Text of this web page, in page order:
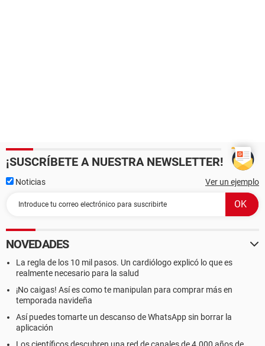
¡SUSCRÍBETE A NUESTRA NEWSLETTER!
Noticias Ver un ejemplo
NOVEDADES
La regla de los 10 mil pasos. Un cardiólogo explicó lo que es
realmente necesario para la salud
¡No caigas! Así es como te manipulan para comprar más en
temporada navideña
Así puedes tomarte un descanso de WhatsApp sin borrar la
aplicación